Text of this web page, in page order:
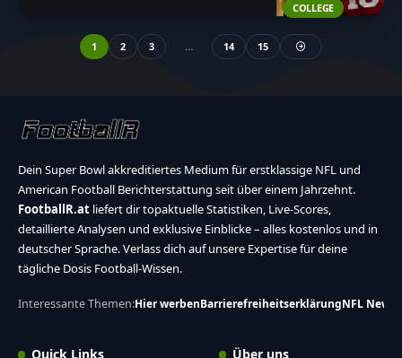
COLLEGE
1 2 3 … 14 15
Dein Super Bowl akkreditiertes Medium für erstklassige NFL und
American Football Berichterstattung seit über einem Jahrzehnt.
FootballR.at liefert dir topaktuelle Statistiken, Live-Scores,
detaillierte Analysen und exklusive Einblicke – alles kostenlos und in
deutscher Sprache. Verlass dich auf unsere Expertise für deine
tägliche Dosis Football-Wissen.
Interessante Themen:Hier werbenBarrierefreiheitserklärungNFL News
Quick Links Über uns